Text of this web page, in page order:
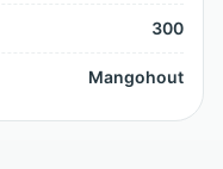
300
Mangohout